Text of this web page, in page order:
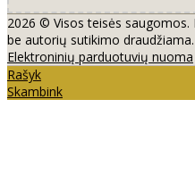
2026 © Visos teisės
be autorių sutikimo draudžiama.
Elektroninių parduotuvių nuoma
Rašyk
Skambink